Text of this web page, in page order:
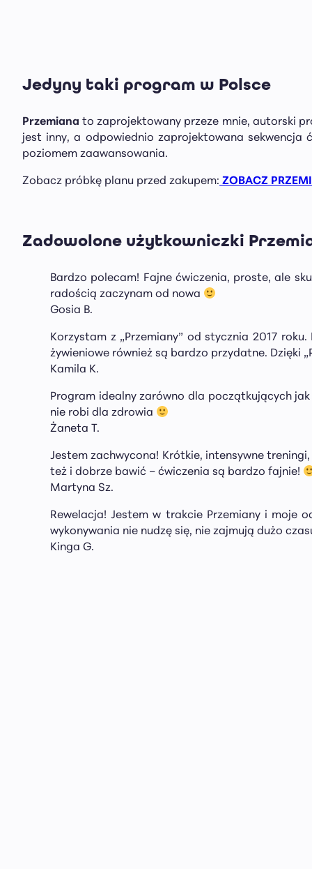
Jedyny taki program w Polsce
Przemiana to zaprojektowany przeze mnie, autorski
jest inny, a odpowiednio zaprojektowana sekwencja
poziomem zaawansowania.
Zobacz próbkę planu przed zakupem: ZOBACZ
Zadowolone użytkowniczki
Bardzo polecam! Fajne ćwiczenia, proste, ale
radością zaczynam od nowa
Gosia B.
Korzystam z „Przemiany” od stycznia 2017
żywieniowe również są bardzo przydatne. Dzięki
Kamila K.
Program idealny zarówno dla początkujących
nie robi dla zdrowia
Żaneta T.
Jestem zachwycona! Krótkie, intensywne
też i dobrze bawić – ćwiczenia są bardzo fajnie!
Martyna Sz.
Rewelacja! Jestem w trakcie Przemiany i moje
wykonywania nie nudzę się, nie zajmują dużo
Kinga G.